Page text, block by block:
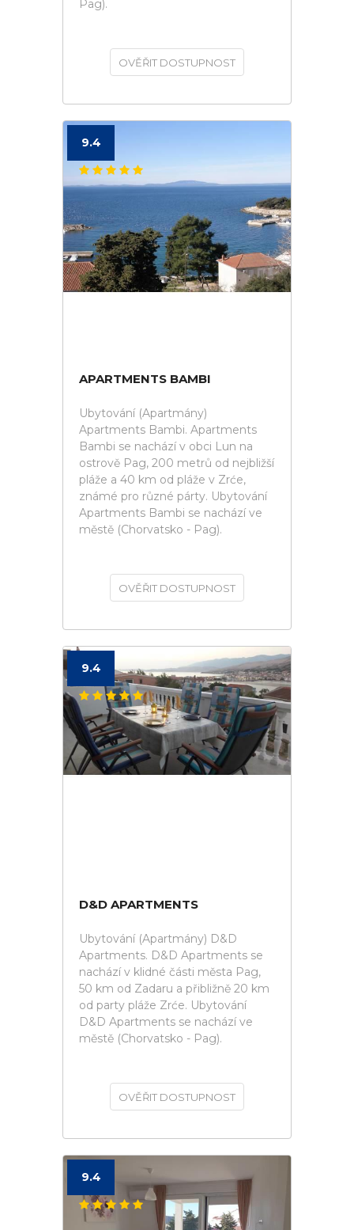
Pag).
OVĚŘIT DOSTUPNOST
9.4
APARTMENTS BAMBI
Ubytování (Apartmány)
Apartments Bambi. Apartments
Bambi se nachází v obci Lun na
ostrově Pag, 200 metrů od nejbližší
pláže a 40 km od pláže v Zrće,
známé pro různé párty. Ubytování
Apartments Bambi se nachází ve
městě (Chorvatsko - Pag).
OVĚŘIT DOSTUPNOST
9.4
D&D APARTMENTS
Ubytování (Apartmány) D&D
Apartments. D&D Apartments se
nachází v klidné části města Pag,
50 km od Zadaru a přibližně 20 km
od party pláže Zrće. Ubytování
D&D Apartments se nachází ve
městě (Chorvatsko - Pag).
OVĚŘIT DOSTUPNOST
9.4